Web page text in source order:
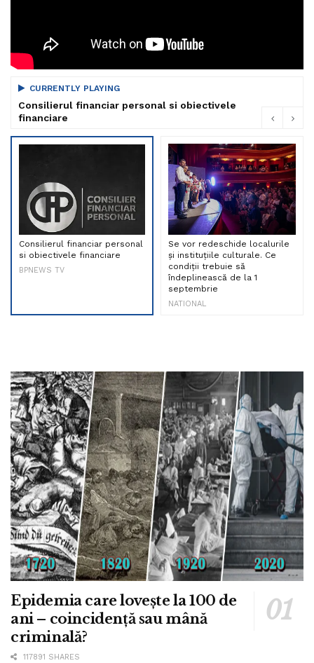
CURRENTLY PLAYING
Consilierul financiar personal si obiectivele
financiare
Consilierul financiar personal
si obiectivele financiare
BPNEWS TV
Se vor redeschide localurile
și instituțiile culturale. Ce
condiții trebuie să
îndeplinească de la 1
septembrie
NATIONAL
Epidemia care lovește la 100 de
ani – coincidență sau mână
criminală?
117891 SHARES